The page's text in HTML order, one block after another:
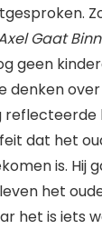
Gaat
geen
denken
reflecteerde
dat het
is. Hij
het
het is iets